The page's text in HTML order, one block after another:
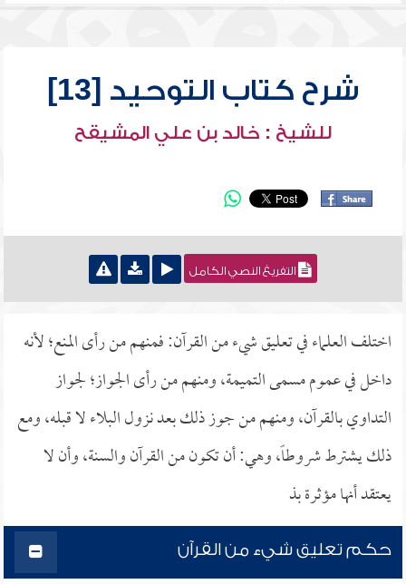
شرح كتاب التوحيد [13]
للشيخ : خالد بن علي المشيقح
التفريغ النصي الكامل
اختلف العلماء في تعليق شيء من القرآن: فمنهم من رأى المنع؛ لأنه
داخل في عموم مسمى التميمة، ومنهم من رأى الجواز؛ لجواز
التداوي بالقرآن، ومنهم من جوز ذلك بعد نزول البلاء لا قبله، ومع
ذلك يشترط شروطاً، وهي: أن تكون من القرآن والسنة، وأن لا
يعتقد أنها مؤثرة بذ
حكم تعليق شيء من القرآن